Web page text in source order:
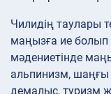
Чилидің таулары
маңызға ие болып
мәдениетінде
альпинизм, шаңғы
демалыс, туризм